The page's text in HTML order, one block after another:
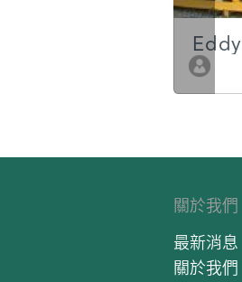
Eddy
關於我們
最新消息
關於我們